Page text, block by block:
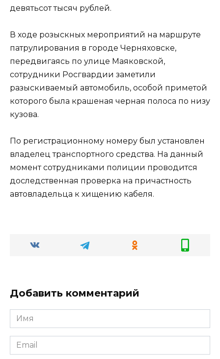
девятьсот тысяч рублей.
В ходе розыскных мероприятий на маршруте
патрулирования в городе Черняховске,
передвигаясь по улице Маяковской,
сотрудники Росгвардии заметили
разыскиваемый автомобиль, особой приметой
которого была крашеная черная полоса по низу
кузова.
По регистрационному номеру был установлен
владелец транспортного средства. На данный
момент сотрудниками полиции проводится
доследственная проверка на причастность
автовладельца к хищению кабеля.
Добавить комментарий
Имя
Email